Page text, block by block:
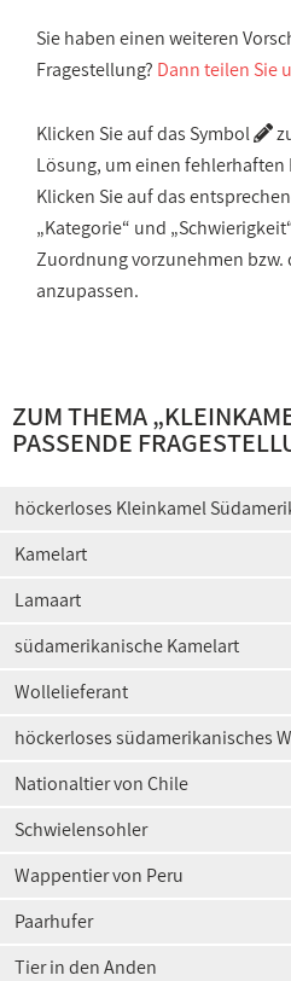
Sie haben einen weiteren
Fragestellung? Dann teilen Sie
Klicken Sie auf das Symbol
Lösung, um einen fehlerhaften
Klicken Sie auf das
„Kategorie“ und
Zuordnung vorzunehmen
anzupassen.
ZUM THEMA „
PASSENDE
höckerloses Kleinkamel
Kamelart
Lamaart
südamerikanische Kamelart
Wollelieferant
höckerloses südamerikanisches
Nationaltier von Chile
Schwielensohler
Wappentier von Peru
Paarhufer
Tier in den Anden